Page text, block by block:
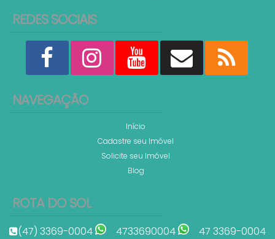
REDES SOCIAIS
NAVEGAÇÃO
Início
Cadastre seu Imóvel
Solicite seu Imóvel
Blog
ROTA DO SOL
(47) 3369-0004 4733690004
47 3369-0004